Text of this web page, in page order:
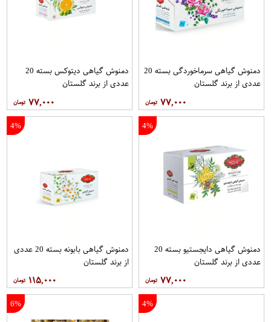
دمنوش گیاهی سرماخوردگی بسته 20
عددی از برند گلستان
۷۷,۰۰۰
دمنوش گیاهی دیتوکس بسته 20
عددی از برند گلستان
۷۷,۰۰۰
4%
دمنوش گیاهی دایجستیو بسته 20
عددی از برند گلستان
۷۷,۰۰۰
4%
دمنوش گیاهی بابونه بسته 20 عددی
از برند گلستان
۱۱۵,۰۰۰
4%
6%